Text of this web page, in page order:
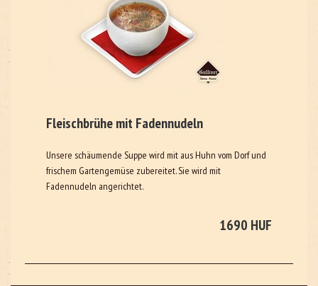
Fleischbrühe mit Fadennudeln
Unsere schäumende Suppe wird mit aus Huhn vom Dorf und
frischem Gartengemüse zubereitet. Sie wird mit
Fadennudeln angerichtet.
1690 HUF